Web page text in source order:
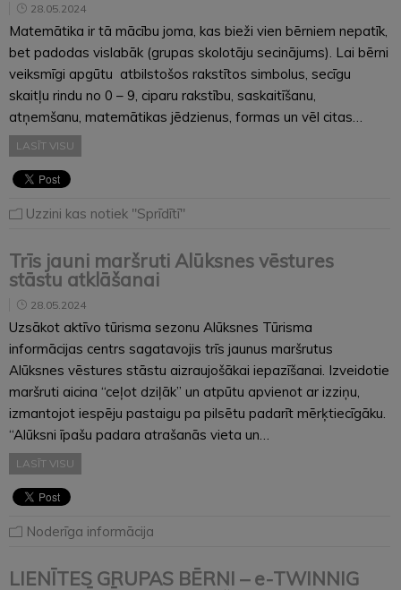
28.05.2024
Matemātika ir tā mācību joma, kas bieži vien bērniem nepatīk,
bet padodas vislabāk (grupas skolotāju secinājums). Lai bērni
veiksmīgi apgūtu atbilstošos rakstītos simbolus, secīgu
skaitļu rindu no 0 – 9, ciparu rakstību, saskaitīšanu,
atņemšanu, matemātikas jēdzienus, formas un vēl citas…
LASĪT VISU
Uzzini kas notiek "Sprīdītī"
Trīs jauni maršruti Alūksnes vēstures
stāstu atklāšanai
28.05.2024
Uzsākot aktīvo tūrisma sezonu Alūksnes Tūrisma
informācijas centrs sagatavojis trīs jaunus maršrutus
Alūksnes vēstures stāstu aizraujošākai iepazīšanai. Izveidotie
maršruti aicina “ceļot dziļāk” un atpūtu apvienot ar izziņu,
izmantojot iespēju pastaigu pa pilsētu padarīt mērķtiecīgāku.
“Alūksni īpašu padara atrašanās vieta un…
LASĪT VISU
Noderīga informācija
LIENĪTES GRUPAS BĒRNI – e-TWINNIG